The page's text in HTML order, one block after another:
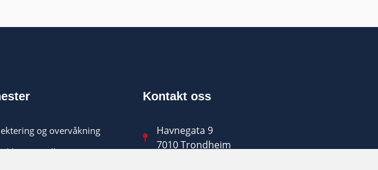
og overvåkning
og installasjon
Kontakt oss
Havnegata 9
7010 Trondheim